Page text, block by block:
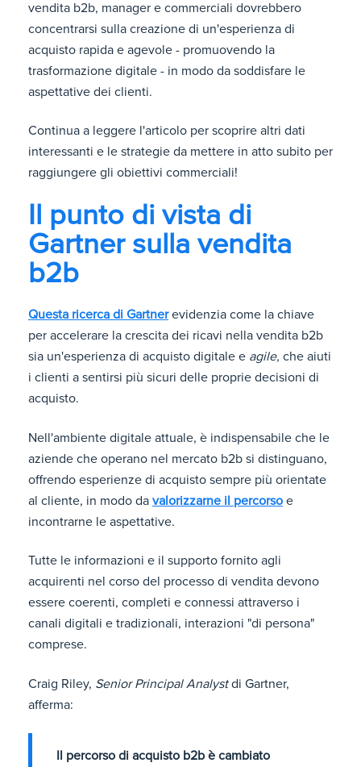
vendita b2b, manager e commerciali dovrebbero
concentrarsi sulla creazione di un'esperienza di
acquisto rapida e agevole - promuovendo la
trasformazione digitale - in modo da soddisfare le
aspettative dei clienti.
Continua a leggere l'articolo per scoprire altri dati
interessanti e le strategie da mettere in atto subito per
raggiungere gli obiettivi commerciali!
Il punto di vista di
Gartner sulla vendita
b2b
Questa ricerca di Gartnerevidenzia come la chiave
per accelerare la crescita dei ricavi nella vendita b2b
sia un'esperienza di acquisto digitale e agile, che aiuti
i clienti a sentirsi più sicuri delle proprie decisioni di
acquisto.
Nell'ambiente digitale attuale, è indispensabile che le
aziende che operano nel mercato b2b si distinguano,
offrendo esperienze di acquisto sempre più orientate
al cliente, in modo da valorizzarne il percorso e
incontrarne le aspettative.
Tutte le informazioni e il supporto fornito agli
acquirenti nel corso del processo di vendita devono
essere coerenti, completi e connessi attraverso i
canali digitali e tradizionali, interazioni "di persona"
comprese.
Craig Riley, Senior Principal Analystdi Gartner,
afferma:
Il percorso di acquisto b2b è cambiato